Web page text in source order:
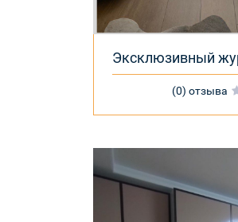
Эксклюзивный
(0) отзыва